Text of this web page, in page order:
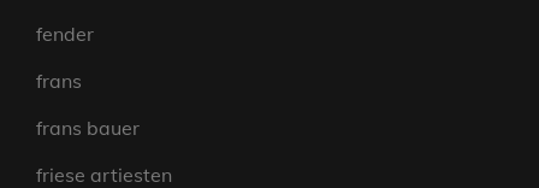
fender
frans
frans bauer
friese artiesten